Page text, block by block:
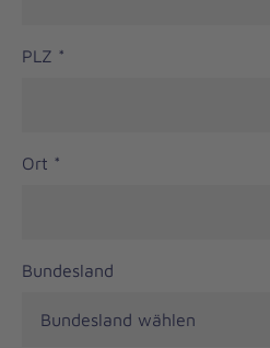
PLZ *
Ort *
Bundesland